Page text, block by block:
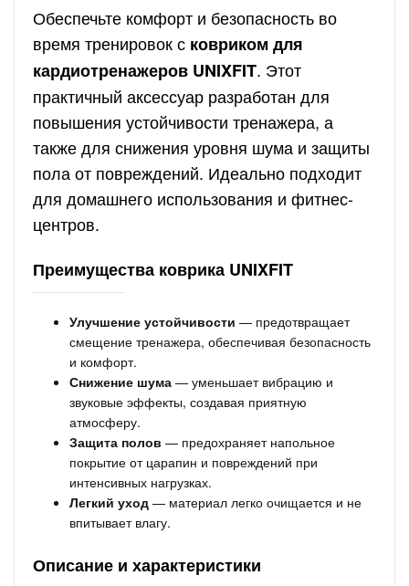
Обеспечьте комфорт и безопасность во
время тренировок с ковриком для
кардиотренажеров UNIXFIT. Этот
практичный аксессуар разработан для
повышения устойчивости тренажера, а
также для снижения уровня шума и защиты
пола от повреждений. Идеально подходит
для домашнего использования и фитнес-
центров.
Преимущества коврика UNIXFIT
Улучшение устойчивости — предотвращает
смещение тренажера, обеспечивая безопасность
и комфорт.
Снижение шума — уменьшает вибрацию и
звуковые эффекты, создавая приятную
атмосферу.
Защита полов — предохраняет напольное
покрытие от царапин и повреждений при
интенсивных нагрузках.
Легкий уход — материал легко очищается и не
впитывает влагу.
Описание и характеристики